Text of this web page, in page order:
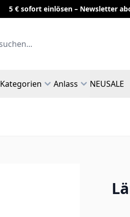
5 € sofort einlösen – Newsletter
Kategorien Anlass NEUSALE